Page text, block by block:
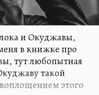
и Окуджавы,
в книжке про
тут любопытная
такой
этого